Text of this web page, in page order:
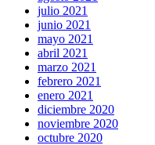
julio 2021
junio 2021
mayo 2021
abril 2021
marzo 2021
febrero 2021
enero 2021
diciembre 2020
noviembre 2020
octubre 2020